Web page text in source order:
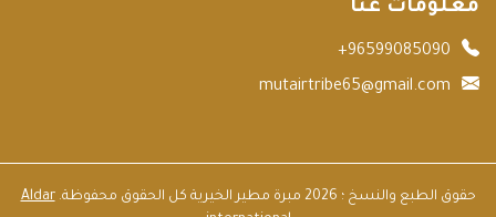
معلومات عنا
+96599085090
mutairtribe65@gmail.com
حقوق الطبع والنسخ ؛ 2026 مبرة مطير الخيرية كل الحقوق محفوظة.
Aldar